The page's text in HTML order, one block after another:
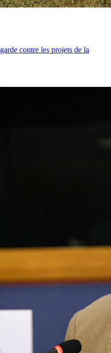
contre les projets de la